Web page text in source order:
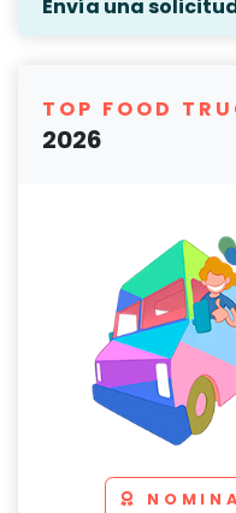
Envía una solicitud
TOP FOOD
2026